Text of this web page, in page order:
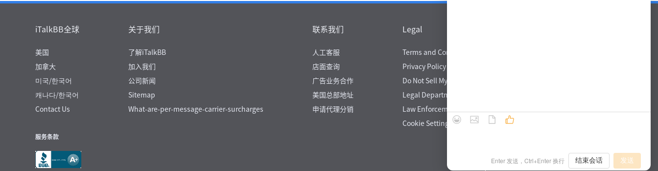
iTalkBB全球
美国
加拿大
미국/한국어
캐나다/한국어
Contact Us
关于我们
了解iTalkBB
加入我们
公司新闻
Sitemap
What-are-per-message-carrier-surcharges
联系我们
人工客服
店面查询
广告业务合作
美国总部地址
申请代理分销
Legal
Terms and Conditions
Privacy Policy
Do Not Sell My Personal Information
Legal Department
Law Enforcement
Cookie Settings
服务条款